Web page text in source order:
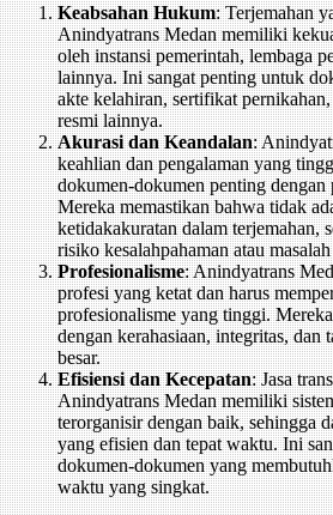
Keabsahan Hukum: Terjemahan
Anindyatrans Medan memiliki
oleh instansi pemerintah, lembaga
lainnya. Ini sangat penting untuk
akte kelahiran, sertifikat
resmi lainnya.
Akurasi dan Keandalan:
keahlian dan pengalaman yang
dokumen-dokumen penting
Mereka memastikan bahwa tidak
ketidakakuratan dalam terjemahan,
risiko kesalahpahaman atau
Profesionalisme: Anindyatrans
profesi yang ketat dan harus
profesionalisme yang tinggi.
dengan kerahasiaan, integritas, dan
besar.
Efisiensi dan Kecepatan: Jasa
Anindyatrans Medan memiliki
terorganisir dengan baik, sehingga
yang efisien dan tepat waktu. Ini
dokumen-dokumen yang
waktu yang singkat.